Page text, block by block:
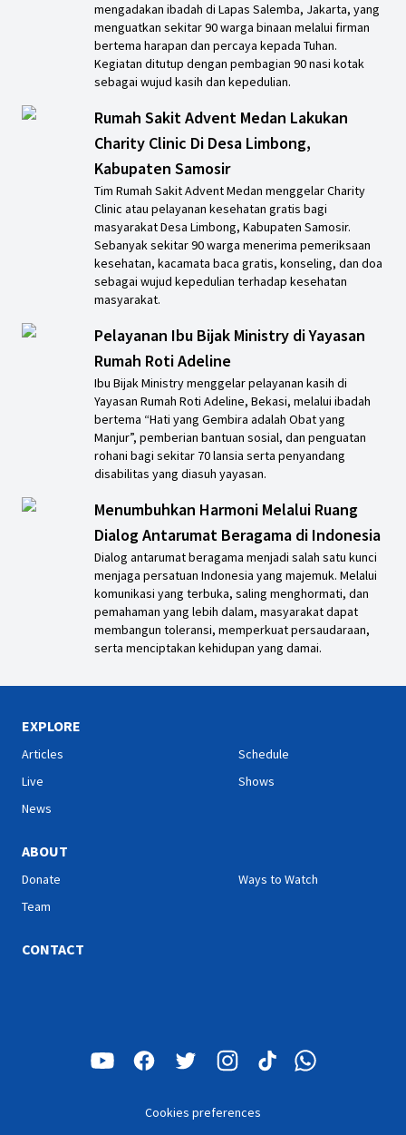
mengadakan ibadah di Lapas Salemba, Jakarta, yang
menguatkan sekitar 90 warga binaan melalui firman
bertema harapan dan percaya kepada Tuhan.
Kegiatan ditutup dengan pembagian 90 nasi kotak
sebagai wujud kasih dan kepedulian.
Rumah Sakit Advent Medan Lakukan
Charity Clinic Di Desa Limbong,
Kabupaten Samosir
Tim Rumah Sakit Advent Medan menggelar Charity
Clinic atau pelayanan kesehatan gratis bagi
masyarakat Desa Limbong, Kabupaten Samosir.
Sebanyak sekitar 90 warga menerima pemeriksaan
kesehatan, kacamata baca gratis, konseling, dan doa
sebagai wujud kepedulian terhadap kesehatan
masyarakat.
Pelayanan Ibu Bijak Ministry di Yayasan
Rumah Roti Adeline
Ibu Bijak Ministry menggelar pelayanan kasih di
Yayasan Rumah Roti Adeline, Bekasi, melalui ibadah
bertema “Hati yang Gembira adalah Obat yang
Manjur”, pemberian bantuan sosial, dan penguatan
rohani bagi sekitar 70 lansia serta penyandang
disabilitas yang diasuh yayasan.
Menumbuhkan Harmoni Melalui Ruang
Dialog Antarumat Beragama di Indonesia
Dialog antarumat beragama menjadi salah satu kunci
menjaga persatuan Indonesia yang majemuk. Melalui
komunikasi yang terbuka, saling menghormati, dan
pemahaman yang lebih dalam, masyarakat dapat
membangun toleransi, memperkuat persaudaraan,
serta menciptakan kehidupan yang damai.
EXPLORE
Articles
Live
News
Schedule
Shows
ABOUT
Donate
Team
Ways to Watch
CONTACT
Cookies preferences